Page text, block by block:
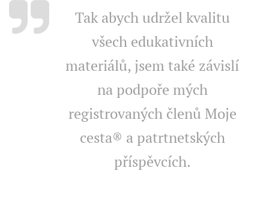
Tak abych udržel kvalitu
všech edukativních
materiálů, jsem také závislí
na podpoře mých
registrovaných členů Moje
cesta® a patrtnetských
příspěvcích.